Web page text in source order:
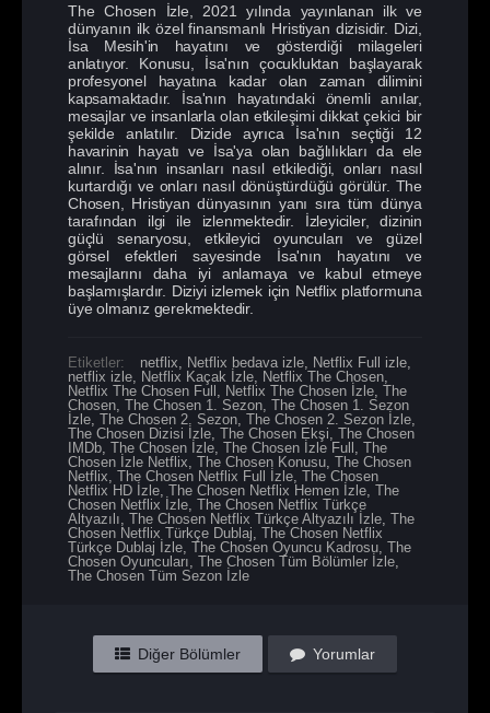
The Chosen İzle, 2021 yılında yayınlanan ilk ve
dünyanın ilk özel finansmanlı Hristiyan dizisidir. Dizi,
İsa Mesih'in hayatını ve gösterdiği milageleri
anlatıyor. Konusu, İsa'nın çocukluktan başlayarak
profesyonel hayatına kadar olan zaman dilimini
kapsamaktadır. İsa'nın hayatındaki önemli anılar,
mesajlar ve insanlarla olan etkileşimi dikkat çekici bir
şekilde anlatılır. Dizide ayrıca İsa'nın seçtiği 12
havarinin hayatı ve İsa'ya olan bağlılıkları da ele
alınır. İsa'nın insanları nasıl etkilediği, onları nasıl
kurtardığı ve onları nasıl dönüştürdüğü görülür. The
Chosen, Hristiyan dünyasının yanı sıra tüm dünya
tarafından ilgi ile izlenmektedir. İzleyiciler, dizinin
güçlü senaryosu, etkileyici oyuncuları ve güzel
görsel efektleri sayesinde İsa'nın hayatını ve
mesajlarını daha iyi anlamaya ve kabul etmeye
başlamışlardır. Diziyi izlemek için Netflix platformuna
üye olmanız gerekmektedir.
Etiketler: netflix Netflix bedava izle Netflix Full izle
netflix izle Netflix Kaçak İzle Netflix The Chosen
Netflix The Chosen Full
Netflix The Chosen İzle The
Chosen The Chosen 1. Sezon The Chosen 1. Sezon
İzle The Chosen 2. Sezon The Chosen 2. Sezon İzle
The Chosen Dizisi İzle The Chosen Ekşi The Chosen
IMDb The Chosen İzle The Chosen İzle Full The
Chosen İzle Netflix The Chosen Konusu The Chosen
Netflix The Chosen Netflix Full İzle The Chosen
Netflix HD İzle The Chosen Netflix Hemen İzle The
Chosen Netflix İzle The Chosen Netflix Türkçe
Altyazılı The Chosen Netflix Türkçe Altyazılı İzle The
Chosen Netflix Türkçe Dublaj The Chosen Netflix
Türkçe Dublaj İzle The Chosen Oyuncu Kadrosu The
Chosen Oyuncuları The Chosen Tüm Bölümler İzle
The Chosen Tüm Sezon İzle
Diğer Bölümler Yorumlar